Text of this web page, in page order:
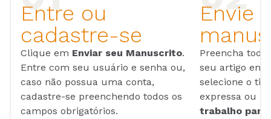
Entre ou
cadastre-se
Clique em Enviar seu Manuscrito.
Entre com seu usuário e senha ou,
caso não possua uma conta,
cadastre-se preenchendo todos os
campos obrigatórios.
Envie
Preencha
seu artigo em
selecione o
expressa ou
trabalho para